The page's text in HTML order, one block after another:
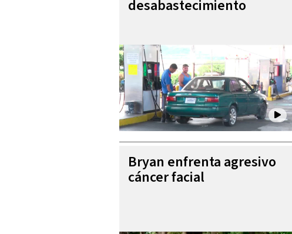
desabastecimiento
Bryan enfrenta agresivo
cáncer facial